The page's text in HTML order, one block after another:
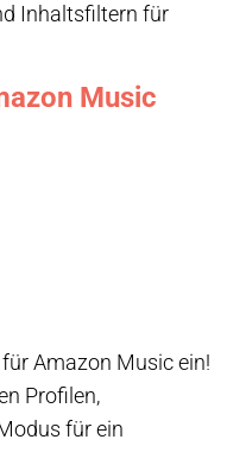
Inhaltsfiltern für
Music
Amazon Music ein!
Profilen,
für ein